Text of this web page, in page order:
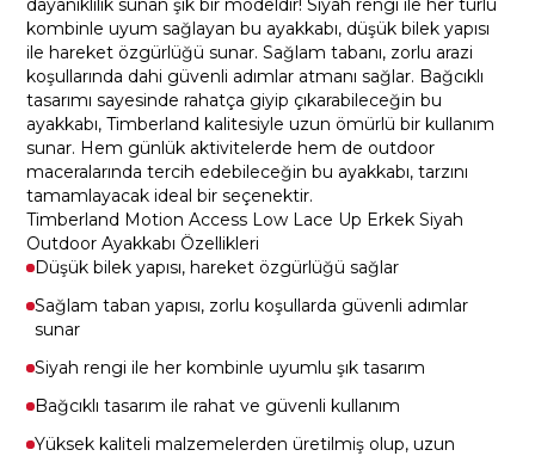
dayanıklılık sunan şık bir modeldir! Siyah rengi ile her türlü
kombinle uyum sağlayan bu ayakkabı, düşük bilek yapısı
ile hareket özgürlüğü sunar. Sağlam tabanı, zorlu arazi
koşullarında dahi güvenli adımlar atmanı sağlar. Bağcıklı
tasarımı sayesinde rahatça giyip çıkarabileceğin bu
ayakkabı, Timberland kalitesiyle uzun ömürlü bir kullanım
sunar. Hem günlük aktivitelerde hem de outdoor
maceralarında tercih edebileceğin bu ayakkabı, tarzını
tamamlayacak ideal bir seçenektir.
Timberland Motion Access Low Lace Up Erkek Siyah
Outdoor Ayakkabı Özellikleri
Düşük bilek yapısı, hareket özgürlüğü sağlar
Sağlam taban yapısı, zorlu koşullarda güvenli adımlar
sunar
Siyah rengi ile her kombinle uyumlu şık tasarım
Bağcıklı tasarım ile rahat ve güvenli kullanım
Yüksek kaliteli malzemelerden üretilmiş olup, uzun